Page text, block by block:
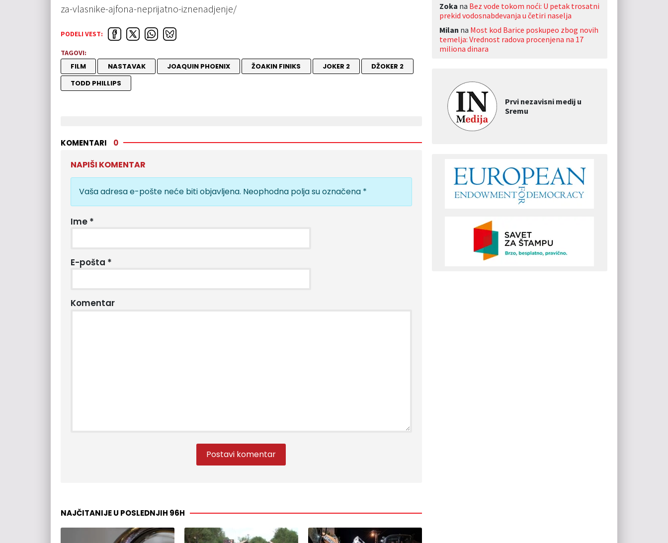
za-vlasnike-ajfona-neprijatno-iznenadjenje/
PODELI VEST:
TAGOVI:
FILM NASTAVAK JOAQUIN PHOENIX ŽOAKIN FINIKS JOKER 2
DŽOKER 2
TODD PHILLIPS
KOMENTARI 0
NAPIŠI KOMENTAR
Vaša adresa e-pošte neće biti objavljena. Neophodna polja su označena *
Ime *
E-pošta *
Komentar
NAJČITANIJE U POSLEDNJIH 96H
Zoka na Bez vode tokom noći: U petak trosatni
prekid vodosnabdevanja u četiri naselja
Milan na Most kod Barice poskupeo zbog novih
temelja: Vrednost radova procenjena na 17
miliona dinara
Prvi nezavisni medij u
Sremu